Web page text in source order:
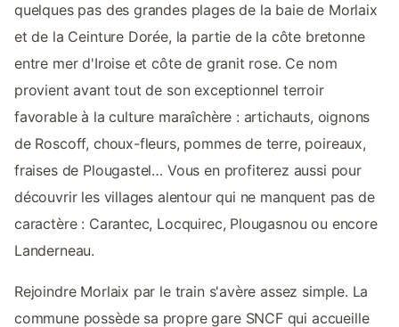
quelques pas des grandes plages de la baie de Morlaix
et de la Ceinture Dorée, la partie de la côte bretonne
entre mer d'Iroise et côte de granit rose. Ce nom
provient avant tout de son exceptionnel terroir
favorable à la culture maraîchère : artichauts, oignons
de Roscoff, choux-fleurs, pommes de terre, poireaux,
fraises de Plougastel… Vous en profiterez aussi pour
découvrir les villages alentour qui ne manquent pas de
caractère : Carantec, Locquirec, Plougasnou ou encore
Landerneau.
Rejoindre Morlaix par le train s'avère assez simple. La
commune possède sa propre gare SNCF qui accueille